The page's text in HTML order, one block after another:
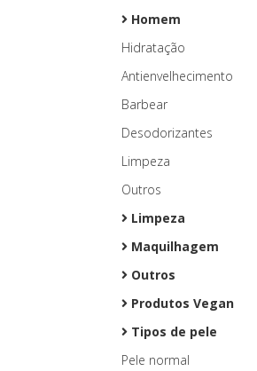
Homem
Hidratação
Antienvelhecimento
Barbear
Desodorizantes
Limpeza
Outros
Limpeza
Maquilhagem
Outros
Produtos Vegan
Tipos de pele
Pele normal